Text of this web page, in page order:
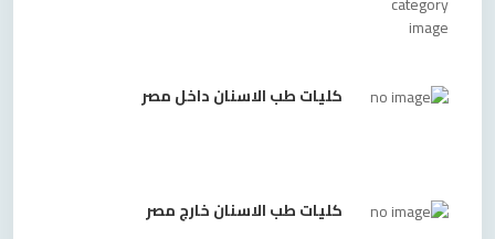
كليات طب الاسنان داخل مصر
كليات طب الاسنان خارج مصر